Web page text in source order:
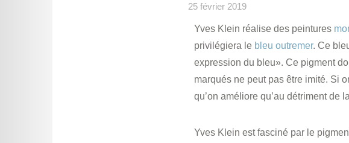
25 février 2019
Yves Klein réalise des peintures
privilégiera le bleu outremer. Ce
expression du bleu». Ce pigment
marqués ne peut pas être imité. Si
qu’on améliore qu’au détriment de
Yves Klein est fasciné par le